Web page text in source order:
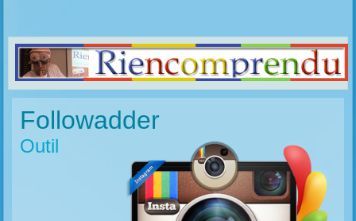
Followadder
Outil